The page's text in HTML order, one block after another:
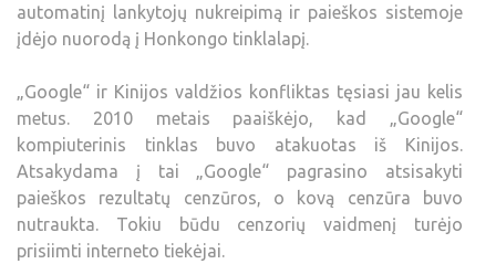
automatinį lankytojų nukreipimą ir paieškos sistemoje
įdėjo nuorodą į Honkongo tinklalapį.
„Google“ ir Kinijos valdžios konfliktas tęsiasi jau kelis
metus. 2010 metais paaiškėjo, kad „Google“
kompiuterinis tinklas buvo atakuotas iš Kinijos.
Atsakydama į tai „Google“ pagrasino atsisakyti
paieškos rezultatų cenzūros, o kovą cenzūra buvo
nutraukta. Tokiu būdu cenzorių vaidmenį turėjo
prisiimti interneto tiekėjai.